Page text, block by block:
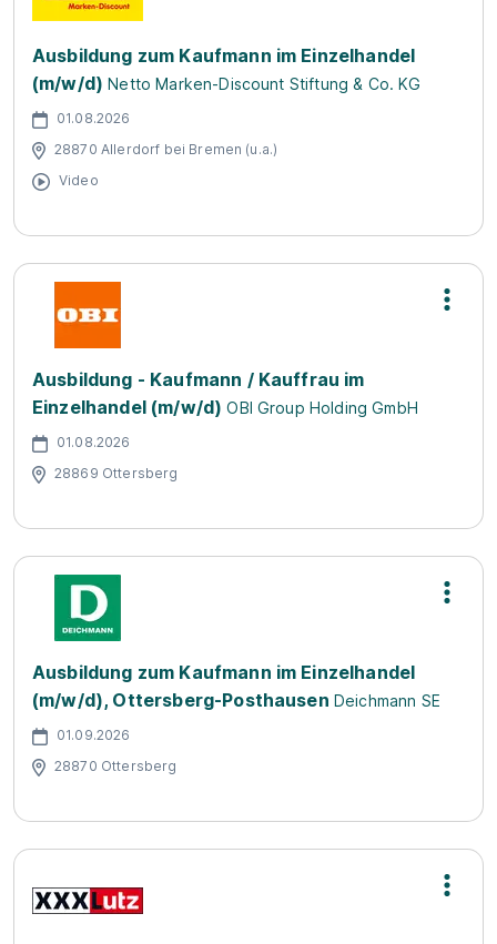
Ausbildung zum Kaufmann im Einzelhandel
(m/w/d) Netto Marken-Discount Stiftung & Co. KG
01.08.2026
28870 Allerdorf bei Bremen (u.a.)
Video
Ausbildung - Kaufmann / Kauffrau im
Einzelhandel (m/w/d) OBI Group Holding GmbH
01.08.2026
28869 Ottersberg
Ausbildung zum Kaufmann im Einzelhandel
(m/w/d), Ottersberg-Posthausen Deichmann SE
01.09.2026
28870 Ottersberg